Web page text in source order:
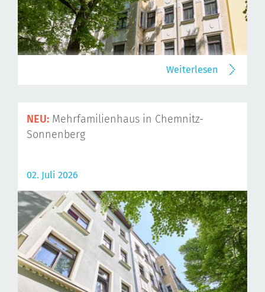
Weiterlesen
NEU: Mehrfamilienhaus in Chemnitz-
Sonnenberg
02. Juli 2026